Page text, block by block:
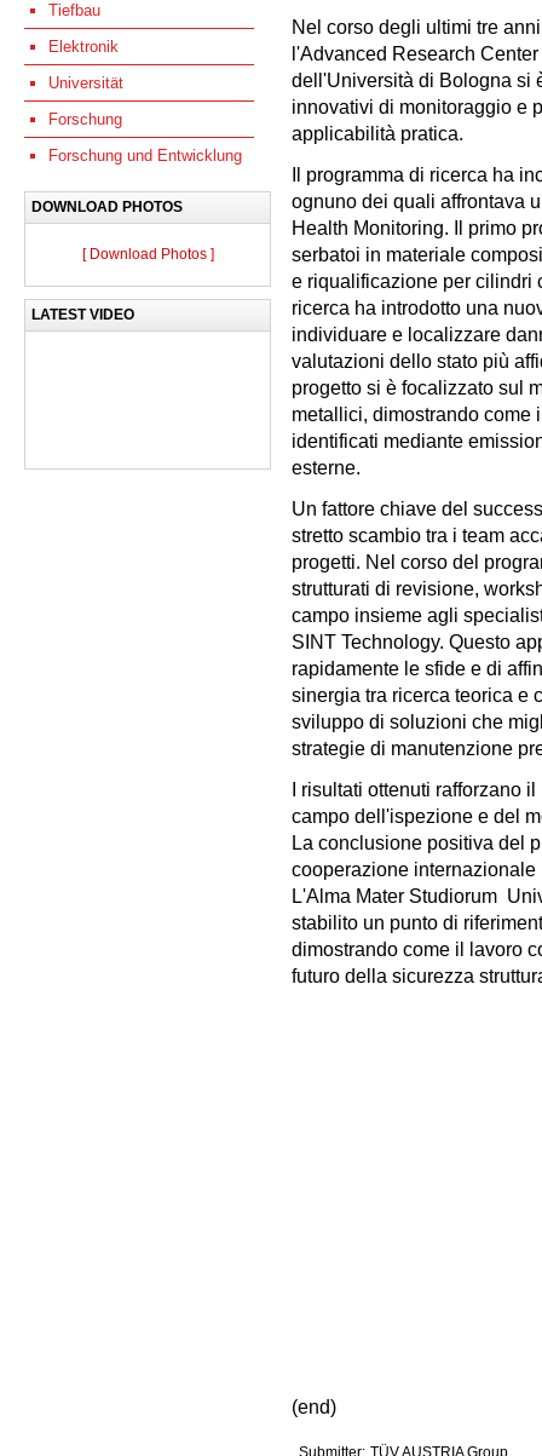
Tiefbau
Elektronik
Universität
Forschung
Forschung und Entwicklung
DOWNLOAD PHOTOS
[ Download Photos ]
LATEST VIDEO
Nel corso degli ultimi tre
l'Advanced Research
dell'Università di Bologna si
innovativi di monitoraggio e
applicabilità pratica.
Il programma di ricerca ha
ognuno dei quali affrontava
Health Monitoring. Il primo
serbatoi in materiale
e riqualificazione per cilindri
ricerca ha introdotto una
individuare e localizzare
valutazioni dello stato più
progetto si è focalizzato sul
metallici, dimostrando come
identificati mediante
esterne.
Un fattore chiave del
stretto scambio tra i team
progetti. Nel corso del
strutturati di revisione,
campo insieme agli
SINT Technology. Questo
rapidamente le sfide e di
sinergia tra ricerca teorica e
sviluppo di soluzioni che
strategie di manutenzione
I risultati ottenuti rafforzano
campo dell'ispezione e del
La conclusione positiva del
cooperazione
L'Alma Mater Studiorum 
stabilito un punto di
dimostrando come il lavoro
futuro della sicurezza
(end)
Submitter: TÜV AUSTRIA Group